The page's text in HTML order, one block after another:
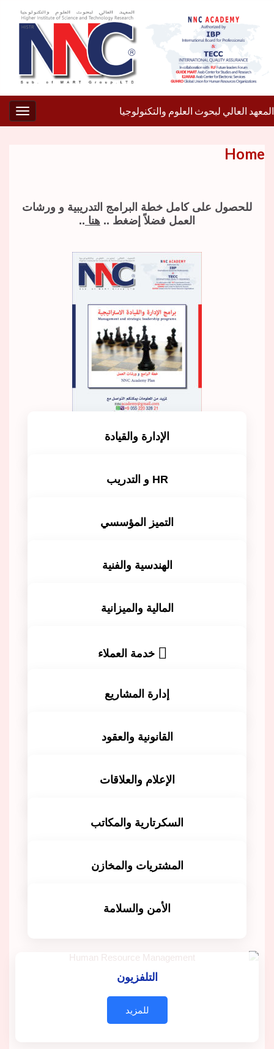
المعهد العالي لبحوث العلوم والتكنولوجيا
Home
للحصول على كامل خطة البرامج التدريبية و ورشات
العمل فضلاً إضغط .. هنا ..
الإدارة والقيادة
HR و التدريب
التميز المؤسسي
الهندسية والفنية
المالية والميزانية
خدمة العملاء
للمزيد
إدارة المشاريع
القانونية والعقود
الإعلام والعلاقات
السكرتارية والمكاتب
المشتريات والمخازن
الأمن والسلامة
التلفزيون
للمزيد